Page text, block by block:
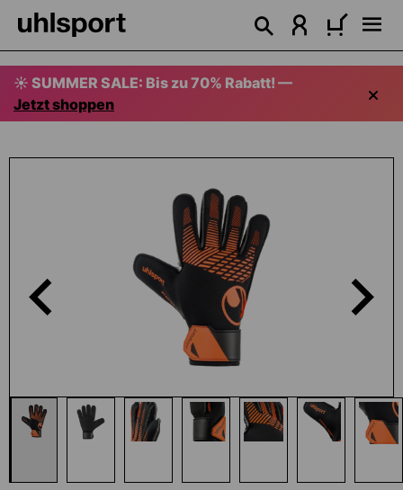
springen
☀️ SUMMER SALE: Bis zu 70% Rabatt! —
Jetzt shoppen